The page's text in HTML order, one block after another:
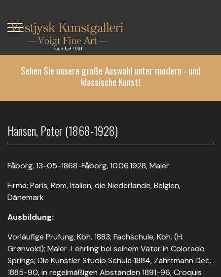
Inhalt
Sehen Sie unsere große Auswahl unter modern - und
klassische Kunst!
Hansen, Peter (1868-1928)
Fåborg, 13-05-1868-Fåborg, 10.06.1928, Maler
Firma: Paris, Rom, Italien, die Niederlande, Belgien,
Dänemark
Ausbildung:
Vorläufige Prüfung, Kbh. 1883; Fachschule, Kbh. (H.
Grønvold); Maler-Lehrling bei seinem Vater in Colorado
Springs; Die Künstler Studio Schule 1884, Zahrtmann Dec.
1885-90, in regelmäßigen Abständen 1891-96; Croquis